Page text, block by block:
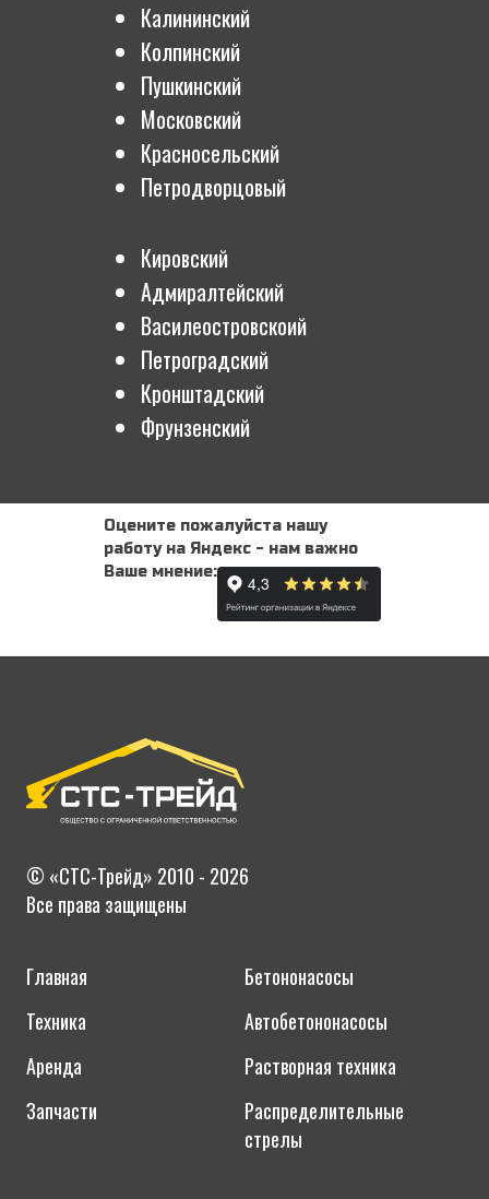
Калининский
Колпинский
Пушкинский
Московский
Красносельский
Петродворцовый
Кировский
Адмиралтейский
Василеостровскоий
Петроградский
Кронштадский
Фрунзенский
Бокситогорск
Волосово
Гатчина
Зеленогорск
Ивангород
Красное Село
Лодейное Поле
Оцените пожалуйста нашу
работу на Яндекс - нам важно
Ваше мнение:
© «СТС-Трейд» 2010 - 2026
Все права защищены
Главная
Техника
Аренда
Запчасти
Бетононасосы
Автобетононасосы
Растворная техника
Распределительные
стрелы